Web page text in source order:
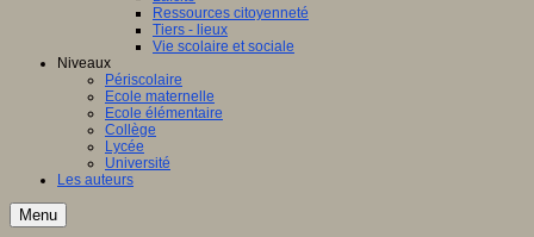
Ressources citoyenneté
Tiers - lieux
Vie scolaire et sociale
Niveaux
Périscolaire
Ecole maternelle
Ecole élémentaire
Collège
Lycée
Université
Les auteurs
Menu